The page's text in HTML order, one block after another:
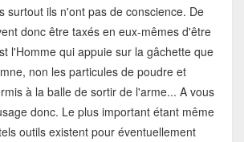
surtout ils n'ont pas de conscience. De
donc être taxés en eux-mêmes d'être
l'Homme qui appuie sur la gâchette que
non les particules de poudre et
à la balle de sortir de l'arme... A vous
donc. Le plus important étant même
outils existent pour éventuellement